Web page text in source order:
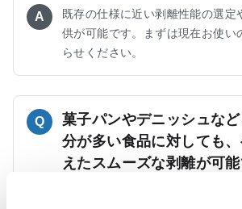
A
既存の仕様に近い剥離性能の選定
供が可能です。まずは現在お使い
らせください。
Q
菓子パンやデニッシュな
分が多い食品に対しても
えたスムーズな剥離が可能
食品の成分（油分・水分・糖分